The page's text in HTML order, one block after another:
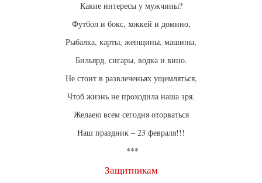
Какие интересы у мужчины?
Футбол и бокс, хоккей и домино,
Рыбалка, карты, женщины, машины,
Бильярд, сигары, водка и вино.
Не стоит в развлеченьях ущемляться,
Чтоб жизнь не проходила наша зря.
Желаею всем сегодня оторваться
Наш праздник – 23 февраля!!!
***
Защитникам